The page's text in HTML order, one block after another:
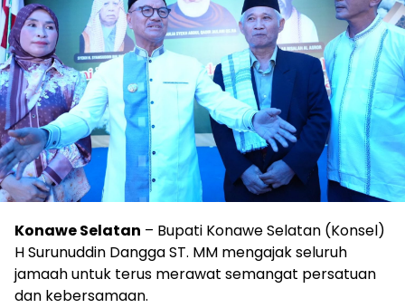
Konawe Selatan – Bupati Konawe Selatan (Konsel)
H Surunuddin Dangga ST. MM mengajak seluruh
jamaah untuk terus merawat semangat persatuan
dan kebersamaan.